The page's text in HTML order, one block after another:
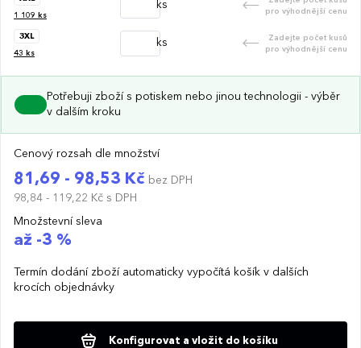
1 109 ks
ks
pro výhodnější cenu
3XL
43 ks
ks
Zadejte počet kusů
pro výhodnější cenu
Potřebuji zboží s potiskem nebo jinou technologii - výběr
v dalším kroku
Cenový rozsah dle množství
81,69 - 98,53 Kč bez DPH
98,84 - 119,22 Kč s DPH
Množstevní sleva
až -3 %
Termín dodání zboží automaticky vypočítá košík v dalších
krocích objednávky
Konfigurovat a vložit do košíku